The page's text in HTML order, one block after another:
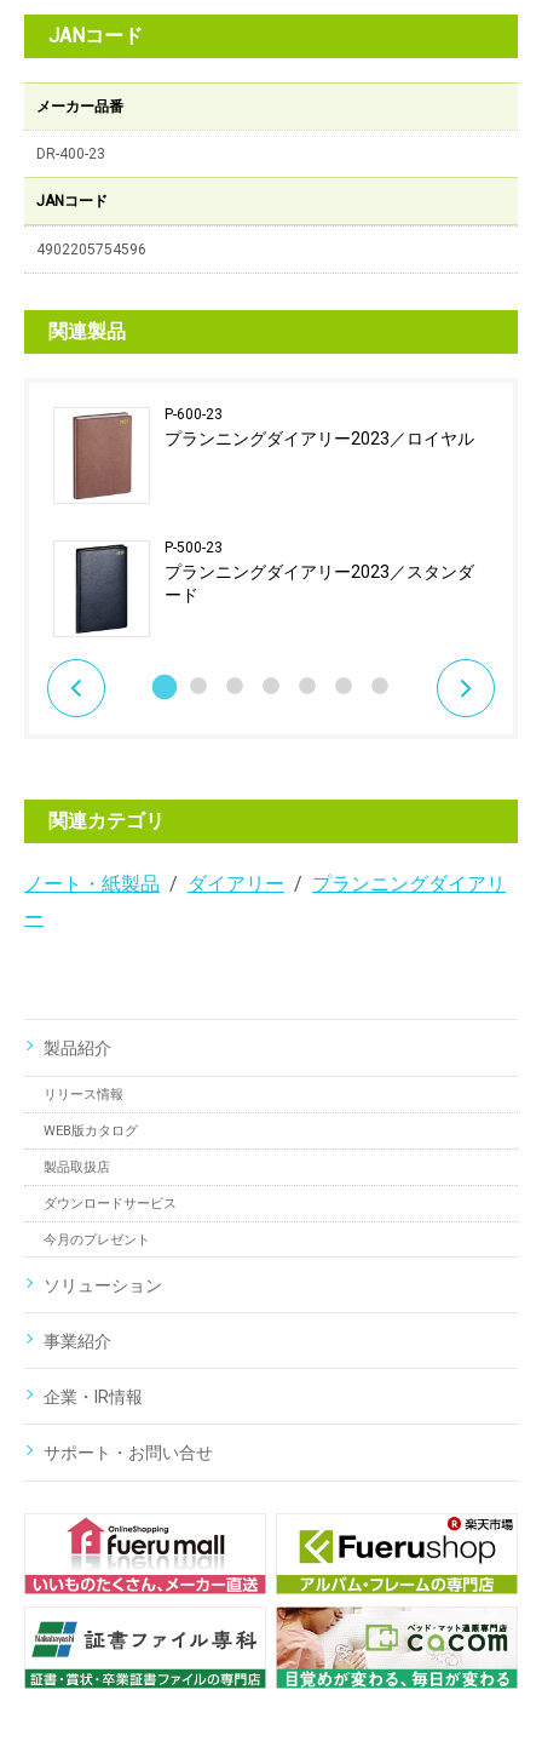
JANコード
メーカー品番
DR-400-23
JANコード
4902205754596
関連製品
P-600-23
プランニングダイアリー2023／ロイヤル
P-500-23
プランニングダイアリー2023／スタンダ
ード
関連カテゴリ
ノート・紙製品 ダイアリー
プランニングダイアリ
ー
製品紹介
リリース情報
WEB版カタログ
製品取扱店
ダウンロードサービス
今月のプレゼント
ソリューション
事業紹介
企業・IR情報
サポート・お問い合せ